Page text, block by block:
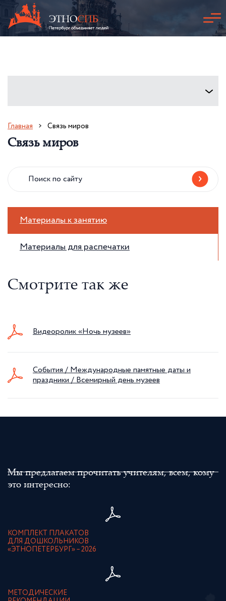
Главная Связь миров
Связь миров
Материалы к занятию
Материалы для распечатки
Смотрите так же
Видеоролик «Ночь музеев»
События / Международные памятные даты и
праздники / Всемирный день музеев
Мы предлагаем прочитать учителям, всем, кому
это интересно:
КОМПЛЕКТ ПЛАКАТОВ
ДЛЯ ДОШКОЛЬНИКОВ
«ЭТНОПЕТЕРБУРГ» – 2026
МЕТОДИЧЕСКИЕ